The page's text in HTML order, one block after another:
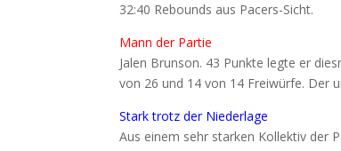
32:40 Rebounds aus Pacers-Sicht.
Mann der Partie
Jalen Brunson. 43 Punkte legte er
von 26 und 14 von 14 Freiwürfe. Der
Stark trotz der Niederlage
Aus einem sehr starken Kollektiv der